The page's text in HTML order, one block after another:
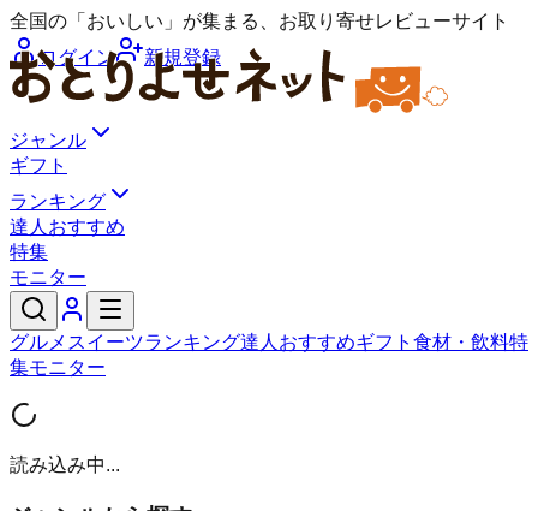
全国の「おいしい」が集まる、お取り寄せレビューサイト
ログイン
新規登録
ジャンル
ギフト
ランキング
達人おすすめ
特集
モニター
グルメ スイーツランキング達人おすすめギフト 食材・飲料特
集モニター
読み込み中...